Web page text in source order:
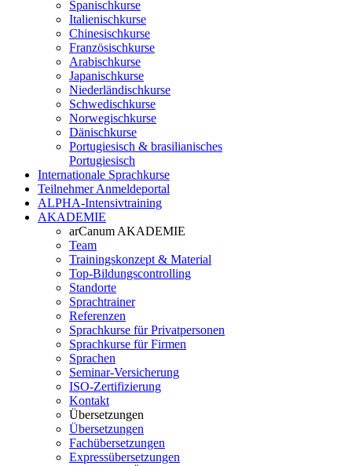
Spanischkurse
Italienischkurse
Chinesischkurse
Französischkurse
Arabischkurse
Japanischkurse
Niederländischkurse
Schwedischkurse
Norwegischkurse
Dänischkurse
Portugiesisch & brasilianisches
Portugiesisch
Internationale Sprachkurse
Teilnehmer Anmeldeportal
ALPHA-Intensivtraining
AKADEMIE
arCanum AKADEMIE
Team
Trainingskonzept & Material
Top-Bildungscontrolling
Standorte
Sprachtrainer
Referenzen
Sprachkurse für Privatpersonen
Sprachkurse für Firmen
Sprachen
Seminar-Versicherung
ISO-Zertifizierung
Kontakt
Übersetzungen
Übersetzungen
Fachübersetzungen
Expressübersetzungen